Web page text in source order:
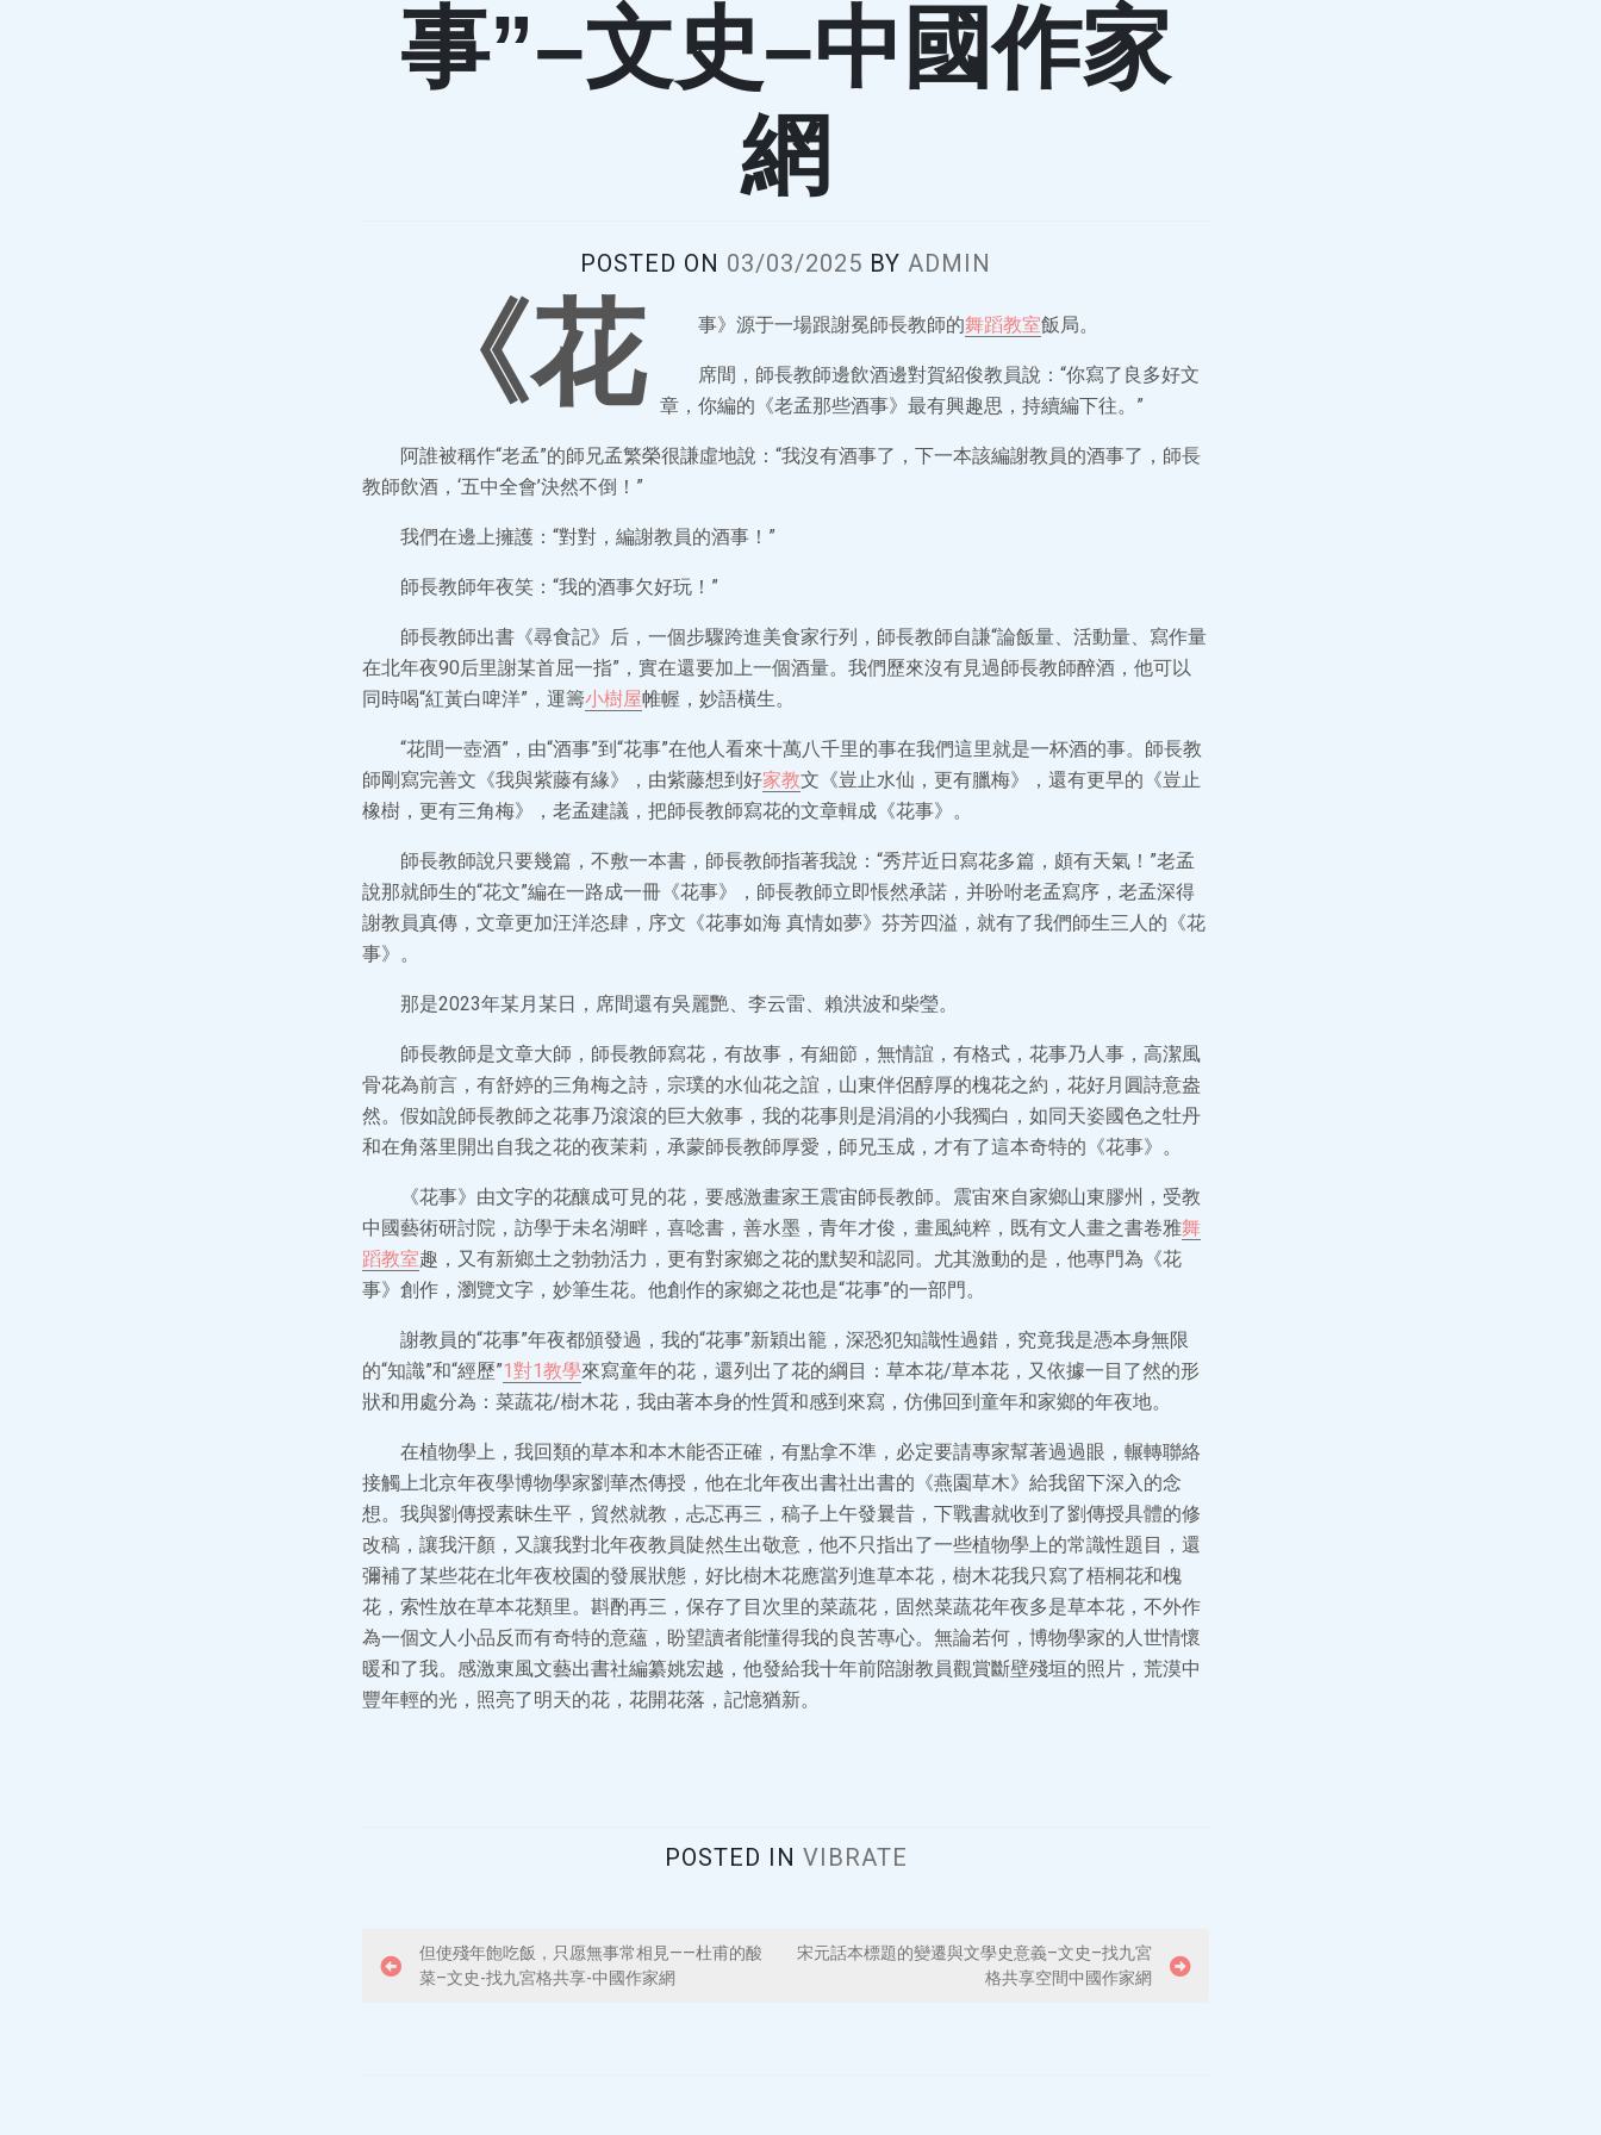
事”–文史–中國作家
網
POSTED ON 03/03/2025 BY ADMIN
《花 事》源于一場跟謝冕師長教師的舞蹈教室飯局。
席間，師長教師邊飲酒邊對賀紹俊教員說：“你寫了良多好文
章，你編的《老孟那些酒事》最有興趣思，持續編下往。”
阿誰被稱作“老孟”的師兄孟繁榮很謙虛地說：“我沒有酒事了，下一本該編謝教員的酒事了，師長
教師飲酒，‘五中全會’決然不倒！”
我們在邊上擁護：“對對，編謝教員的酒事！”
師長教師年夜笑：“我的酒事欠好玩！”
師長教師出書《尋食記》后，一個步驟跨進美食家行列，師長教師自謙“論飯量、活動量、寫作量
在北年夜90后里謝某首屈一指”，實在還要加上一個酒量。我們歷來沒有見過師長教師醉酒，他可以
同時喝“紅黃白啤洋”，運籌小樹屋帷幄，妙語橫生。
“花間一壺酒”，由“酒事”到“花事”在他人看來十萬八千里的事在我們這里就是一杯酒的事。師長教
師剛寫完善文《我與紫藤有緣》，由紫藤想到好家教文《豈止水仙，更有臘梅》，還有更早的《豈止
橡樹，更有三角梅》，老孟建議，把師長教師寫花的文章輯成《花事》。
師長教師說只要幾篇，不敷一本書，師長教師指著我說：“秀芹近日寫花多篇，頗有天氣！”老孟
說那就師生的“花文”編在一路成一冊《花事》，師長教師立即悵然承諾，并吩咐老孟寫序，老孟深得
謝教員真傳，文章更加汪洋恣肆，序文《花事如海 真情如夢》芬芳四溢，就有了我們師生三人的《花
事》。
那是2023年某月某日，席間還有吳麗艷、李云雷、賴洪波和柴瑩。
師長教師是文章大師，師長教師寫花，有故事，有細節，無情誼，有格式，花事乃人事，高潔風
骨花為前言，有舒婷的三角梅之詩，宗璞的水仙花之誼，山東伴侶醇厚的槐花之約，花好月圓詩意盎
然。假如說師長教師之花事乃滾滾的巨大敘事，我的花事則是涓涓的小我獨白，如同天姿國色之牡丹
和在角落里開出自我之花的夜茉莉，承蒙師長教師厚愛，師兄玉成，才有了這本奇特的《花事》。
《花事》由文字的花釀成可見的花，要感激畫家王震宙師長教師。震宙來自家鄉山東膠州，受教
中國藝術研討院，訪學于未名湖畔，喜唸書，善水墨，青年才俊，畫風純粹，既有文人畫之書卷雅舞
蹈教室趣，又有新鄉土之勃勃活力，更有對家鄉之花的默契和認同。尤其激動的是，他專門為《花
事》創作，瀏覽文字，妙筆生花。他創作的家鄉之花也是“花事”的一部門。
謝教員的“花事”年夜都頒發過，我的“花事”新穎出籠，深恐犯知識性過錯，究竟我是憑本身無限
的“知識”和“經歷”1對1教學來寫童年的花，還列出了花的綱目：草本花/草本花，又依據一目了然的形
狀和用處分為：菜蔬花/樹木花，我由著本身的性質和感到來寫，仿佛回到童年和家鄉的年夜地。
在植物學上，我回類的草本和本木能否正確，有點拿不準，必定要請專家幫著過過眼，輾轉聯絡
接觸上北京年夜學博物學家劉華杰傳授，他在北年夜出書社出書的《燕園草木》給我留下深入的念
想。我與劉傳授素昧生平，貿然就教，忐忑再三，稿子上午發曩昔，下戰書就收到了劉傳授具體的修
改稿，讓我汗顏，又讓我對北年夜教員陡然生出敬意，他不只指出了一些植物學上的常識性題目，還
彌補了某些花在北年夜校園的發展狀態，好比樹木花應當列進草本花，樹木花我只寫了梧桐花和槐
花，索性放在草本花類里。斟酌再三，保存了目次里的菜蔬花，固然菜蔬花年夜多是草本花，不外作
為一個文人小品反而有奇特的意蘊，盼望讀者能懂得我的良苦專心。無論若何，博物學家的人世情懷
暖和了我。感激東風文藝出書社編纂姚宏越，他發給我十年前陪謝教員觀賞斷壁殘垣的照片，荒漠中
豐年輕的光，照亮了明天的花，花開花落，記憶猶新。
POSTED IN VIBRATE
P
但使殘年飽吃飯，只愿無事常相見——杜甫的酸
菜–文史-找九宮格共享-中國作家網
宋元話本標題的變遷與文學史意義–文史–找九宮
格共享空間中國作家網